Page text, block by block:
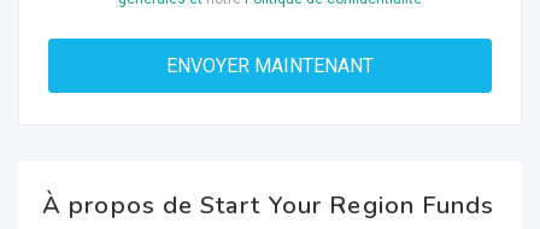
À propos de Start Your Region Funds